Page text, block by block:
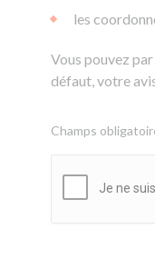
les
Vous pouvez
défaut, votre
Champs